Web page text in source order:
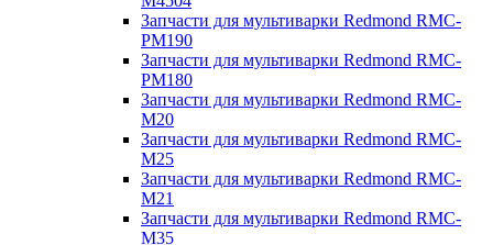
Запчасти для мультиварки Redmond RMC-
PM190
Запчасти для мультиварки Redmond RMC-
PM180
Запчасти для мультиварки Redmond RMC-
M20
Запчасти для мультиварки Redmond RMC-
M25
Запчасти для мультиварки Redmond RMC-
M21
Запчасти для мультиварки Redmond RMC-
M35